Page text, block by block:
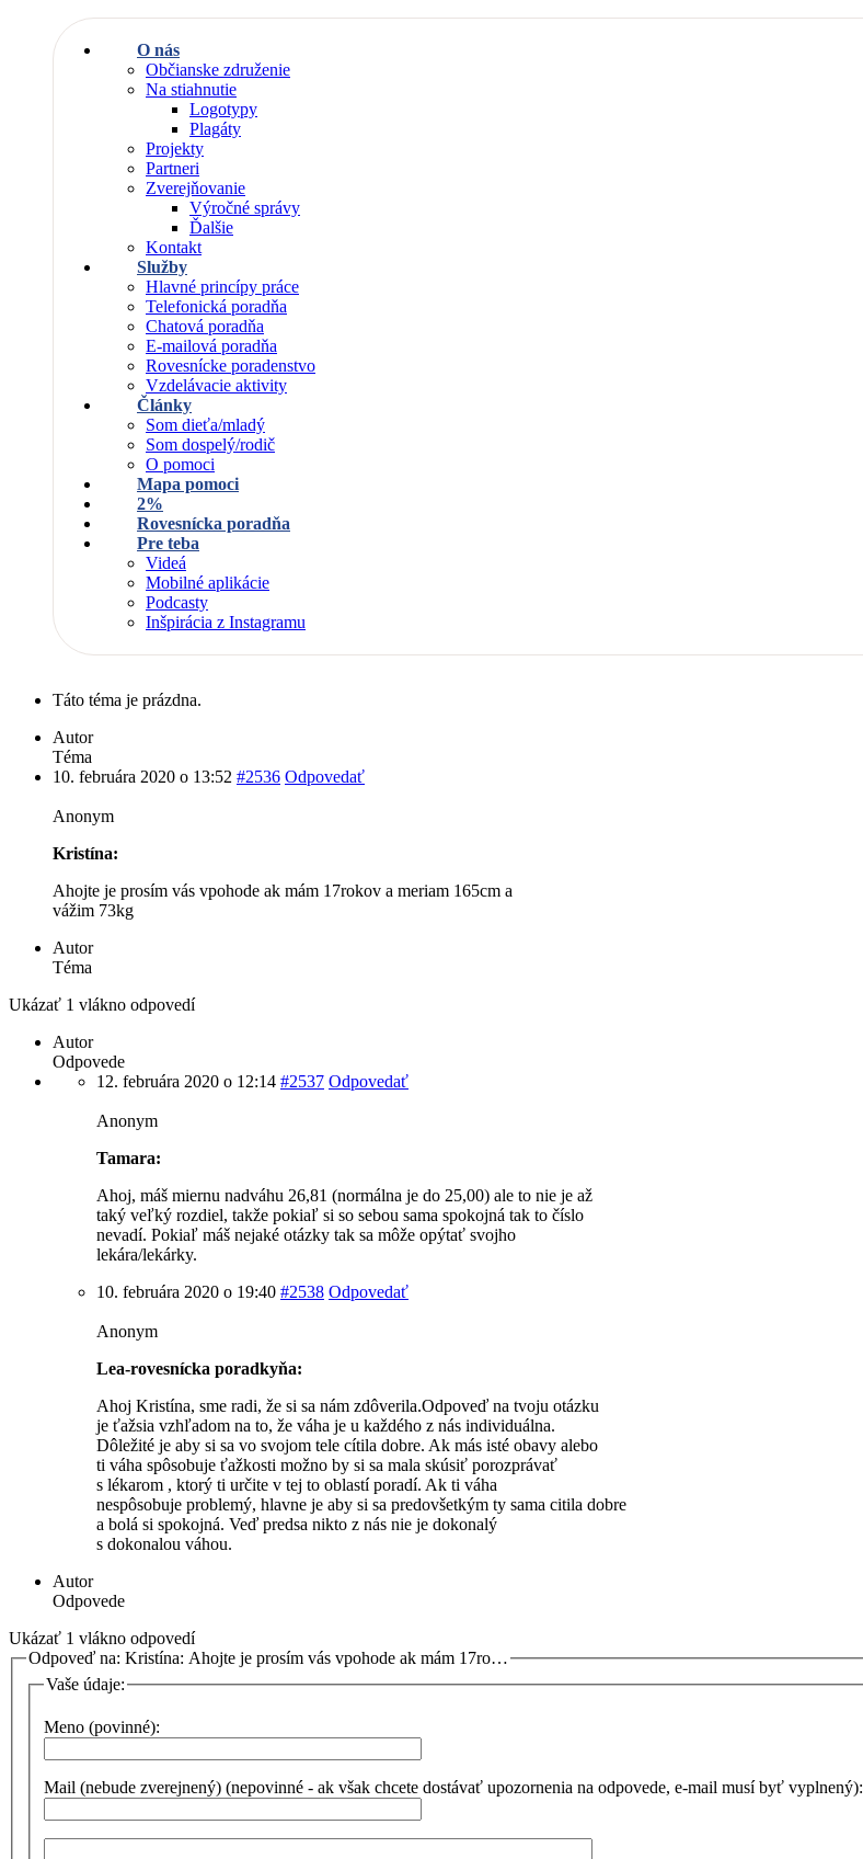
O nás
Občianske združenie
Na stiahnutie
Logotypy
Plagáty
Projekty
Partneri
Zverejňovanie
Výročné správy
Ďalšie
Kontakt
Služby
Hlavné princípy práce
Telefonická poradňa
Chatová poradňa
E-mailová poradňa
Rovesnícke poradenstvo
Vzdelávacie aktivity
Články
Som dieťa/mladý
Som dospelý/rodič
O pomoci
Mapa pomoci
2%
Rovesnícka poradňa
Pre teba
Videá
Mobilné aplikácie
Podcasty
Inšpirácia z Instagramu
Táto téma je prázdna.
Autor
Téma
10. februára 2020 o 13:52 #2536 Odpovedať
Anonym
Kristína:
Ahojte je prosím vás vpohode ak mám 17rokov a meriam 165cm a
vážim 73kg
Autor
Téma
Ukázať 1 vlákno odpovedí
Autor
Odpovede
12. februára 2020 o 12:14 #2537 Odpovedať
Anonym
Tamara:
Ahoj, máš miernu nadváhu 26,81 (normálna je do 25,00) ale to nie je až
taký veľký rozdiel, takže pokiaľ si so sebou sama spokojná tak to číslo
nevadí. Pokiaľ máš nejaké otázky tak sa môže opýtať svojho
lekára/lekárky.
10. februára 2020 o 19:40 #2538 Odpovedať
Anonym
Lea-rovesnícka poradkyňa:
Ahoj Kristína, sme radi, že si sa nám zdôverila.Odpoveď na tvoju otázku
je ťažsia vzhľadom na to, že váha je u každého z nás individuálna.
Dôležité je aby si sa vo svojom tele cítila dobre. Ak más isté obavy alebo
ti váha spôsobuje ťažkosti možno by si sa mala skúsiť porozprávať
s lékarom , ktorý ti určite v tej to oblastí poradí. Ak ti váha
nespôsobuje problemý, hlavne je aby si sa predovšetkým ty sama citila dobre
a bolá si spokojná. Veď predsa nikto z nás nie je dokonalý
s dokonalou váhou.
Autor
Odpovede
Ukázať 1 vlákno odpovedí
Odpoveď na: Kristína: Ahojte je prosím vás vpohode ak mám 17ro…
Vaše údaje:
Meno (povinné):
Mail (nebude zverejnený) (nepovinné - ak však chcete dostávať upozornenia na odpovede, e-mail musí byť vyplnený):